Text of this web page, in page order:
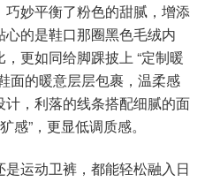
妙平衡了粉色的甜腻，增添
的是鞋口那圈黑色毛绒内
更如同给脚踝披上 “定制暖
面的暖意层层包裹，温柔感
，利落的线条搭配细腻的面
感”，更显低调质感。
运动卫裤，都能轻松融入日